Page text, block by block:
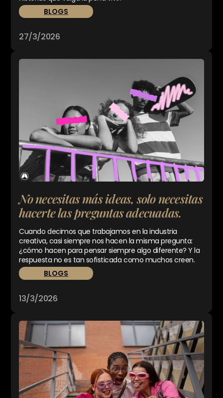
BLOGS
27/3/2026
No necesitas más ideas, solo necesitas
hacerte las preguntas adecuadas.
Cuando decimos que trabajamos en la industria
creativa, casi siempre nos hacen la misma pregunta:
¿cómo hacen para pensar siempre algo diferente? Y la
respuesta no es tan sofisticada como muchos creen.
BLOGS
13/3/2026